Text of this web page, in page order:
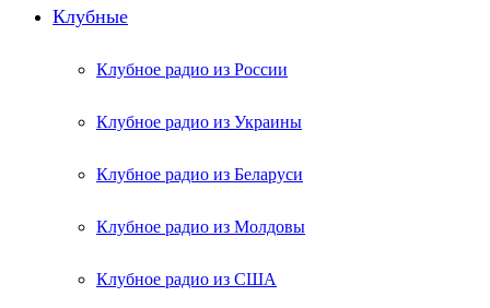
Клубные
Клубное радио из России
Клубное радио из Украины
Клубное радио из Беларуси
Клубное радио из Молдовы
Клубное радио из США